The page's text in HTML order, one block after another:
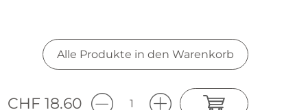
Alle Produkte in den Warenkorb
CHF 18.60